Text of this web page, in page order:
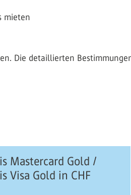
mieten
Die detaillierten
Mastercard Gold /
Visa Gold in CHF